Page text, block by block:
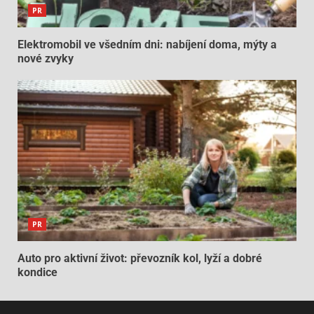
PR
Elektromobil ve všedním dni: nabíjení doma, mýty a
nové zvyky
PR
Auto pro aktivní život: převozník kol, lyží a dobré
kondice